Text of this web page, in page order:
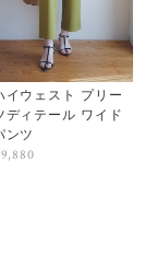
イウェスト プリー
ディテール ワイド
ンツ